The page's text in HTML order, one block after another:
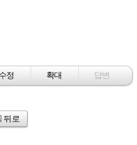
수정 확대 답변
뒤로